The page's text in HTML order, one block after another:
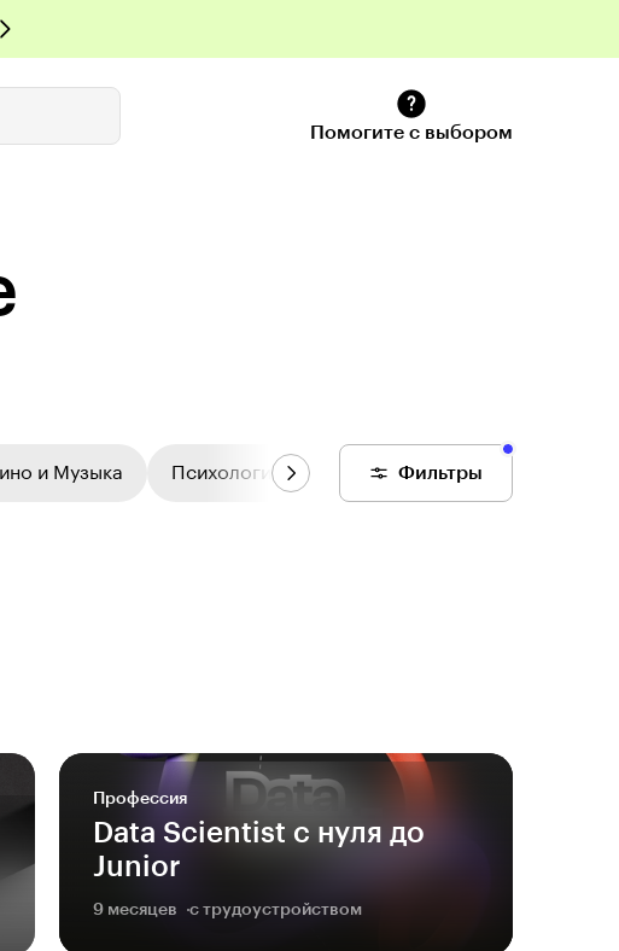
Помогите с выбором
Фильтры
и Музыка Психология Цифровой колледж
Профессия
Data Scientist с нуля до
Junior
9 месяцев с трудоустройством